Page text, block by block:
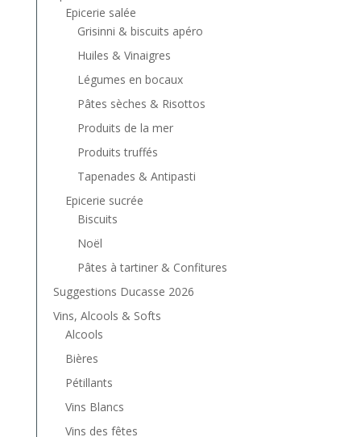
Epicerie salée
Grisinni & biscuits apéro
Huiles & Vinaigres
Légumes en bocaux
Pâtes sèches & Risottos
Produits de la mer
Produits truffés
Tapenades & Antipasti
Epicerie sucrée
Biscuits
Noël
Pâtes à tartiner & Confitures
Suggestions Ducasse 2026
Vins, Alcools & Softs
Alcools
Bières
Pétillants
Vins Blancs
Vins des fêtes